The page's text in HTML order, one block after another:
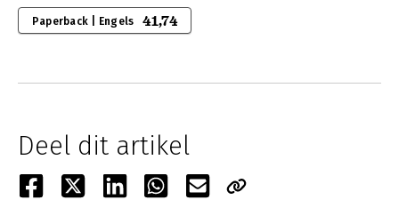
Paperback | Engels 41,74
Deel dit artikel